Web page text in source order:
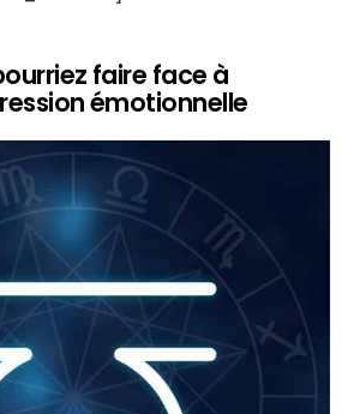
faire face à
émotionnelle